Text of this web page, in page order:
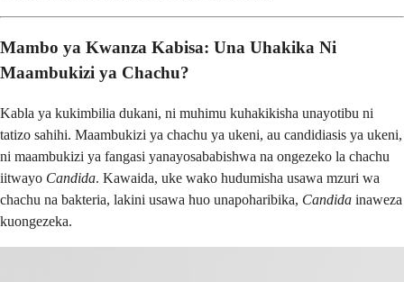
Mambo ya Kwanza Kabisa: Una Uhakika Ni
Maambukizi ya Chachu?
Kabla ya kukimbilia dukani, ni muhimu kuhakikisha unayotibu ni
tatizo sahihi. Maambukizi ya chachu ya ukeni, au candidiasis ya ukeni,
ni maambukizi ya fangasi yanayosababishwa na ongezeko la chachu
iitwayo Candida. Kawaida, uke wako hudumisha usawa mzuri wa
chachu na bakteria, lakini usawa huo unapoharibika, Candida inaweza
kuongezeka.